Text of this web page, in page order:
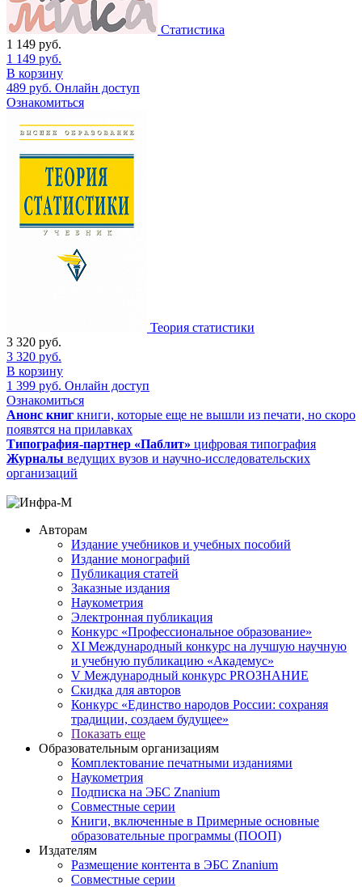
Статистика
1 149 руб.
1 149 руб.
В корзину
489 руб. Онлайн доступ
Ознакомиться
Теория статистики
3 320 руб.
3 320 руб.
В корзину
1 399 руб. Онлайн доступ
Ознакомиться
Анонс книг книги, которые еще не вышли из печати, но скоро
появятся на прилавках
Типография-партнер «Паблит» цифровая типография
Журналы ведущих вузов и научно-исследовательских
организаций
Авторам
Издание учебников и учебных пособий
Издание монографий
Публикация статей
Заказные издания
Наукометрия
Электронная публикация
Конкурс «Профессиональное образование»
XI Международный конкурс на лучшую научную
и учебную публикацию «Академус»
V Международный конкурс PROЗНАНИЕ
Скидка для авторов
Конкурс «Единство народов России: сохраняя
традиции, создаем будущее»
Показать еще
Образовательным организациям
Комплектование печатными изданиями
Наукометрия
Подписка на ЭБС Znanium
Совместные серии
Книги, включенные в Примерные основные
образовательные программы (ПООП)
Издателям
Размещение контента в ЭБС Znanium
Совместные серии